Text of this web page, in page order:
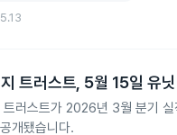
트러스트, 5월 15일 유
러스트가 2026년 3월 분기
개됐습니다.